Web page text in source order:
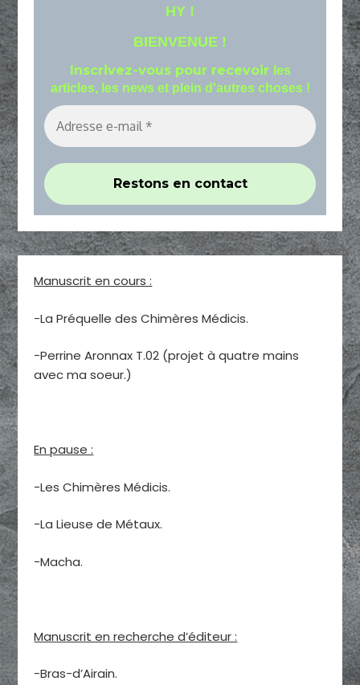
HY !
BIENVENUE !
Inscrivez-vous pour recevoir les
articles, les news et plein d'autres choses !
Manuscrit en cours :
-La Préquelle des Chimères Médicis.
-Perrine Aronnax T.02 (projet à quatre mains
avec ma soeur.)
En pause :
-Les Chimères Médicis.
-La Lieuse de Métaux.
-Macha.
Manuscrit en recherche d’éditeur :
-Bras-d’Airain.